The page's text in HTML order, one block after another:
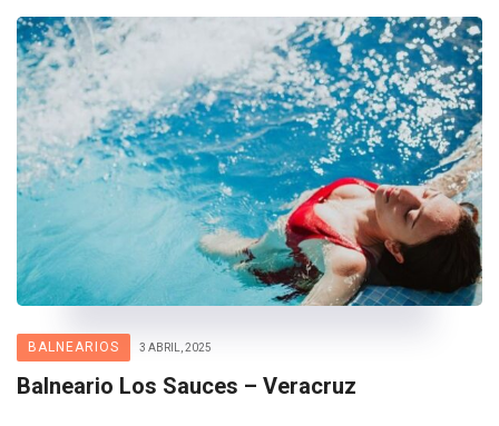
BALNEARIOS 3 ABRIL, 2025
Balneario Los Sauces – Veracruz